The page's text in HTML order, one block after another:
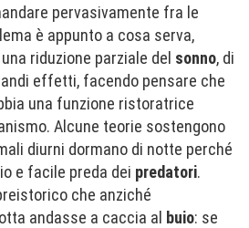
pervasivamente fra le
è appunto a cosa serva,
riduzione parziale del sonno, di
effetti, facendo pensare che
una funzione ristoratrice
Alcune teorie sostengono
diurni dormano di notte perché
e facile preda dei predatori.
che anziché
andasse a caccia al buio: se